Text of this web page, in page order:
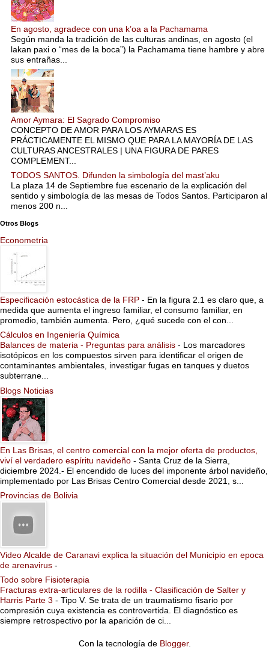
En agosto, agradece con una k’oa a la Pachamama
Según manda la tradición de las culturas andinas, en agosto (el
lakan paxi o “mes de la boca”) la Pachamama tiene hambre y abre
sus entrañas...
Amor Aymara: El Sagrado Compromiso
CONCEPTO DE AMOR PARA LOS AYMARAS ES
PRÁCTICAMENTE EL MISMO QUE PARA LA MAYORÍA DE LAS
CULTURAS ANCESTRALES | UNA FIGURA DE PARES
COMPLEMENT...
TODOS SANTOS. Difunden la simbología del mast’aku
La plaza 14 de Septiembre fue escenario de la explicación del
sentido y simbología de las mesas de Todos Santos. Participaron al
menos 200 n...
Otros Blogs
Econometria
Especificación estocástica de la FRP - En la figura 2.1 es claro que, a
medida que aumenta el ingreso familiar, el consumo familiar, en
promedio, también aumenta. Pero, ¿qué sucede con el con...
Cálculos en Ingeniería Química
Balances de materia - Preguntas para análisis - Los marcadores
isotópicos en los compuestos sirven para identificar el origen de
contaminantes ambientales, investigar fugas en tanques y duetos
subterrane...
Blogs Noticias
En Las Brisas, el centro comercial con la mejor oferta de productos,
viví el verdadero espíritu navideño - Santa Cruz de la Sierra,
diciembre 2024.- El encendido de luces del imponente árbol navideño,
implementado por Las Brisas Centro Comercial desde 2021, s...
Provincias de Bolivia
Video Alcalde de Caranavi explica la situación del Municipio en epoca
de arenavirus -
Todo sobre Fisioterapia
Fracturas extra-articulares de la rodilla - Clasificación de Salter y
Harris Parte 3 - Tipo V. Se trata de un traumatismo fisario por
compresión cuya existencia es controvertida. El diagnóstico es
siempre retrospectivo por la aparición de ci...
Con la tecnología de Blogger.